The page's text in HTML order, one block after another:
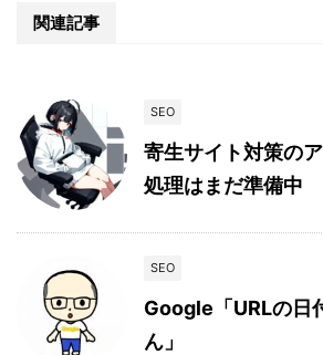
関連記事
SEO
寄生サイト対策の
処理はまだ準備中
SEO
Google「URLの日
ん」